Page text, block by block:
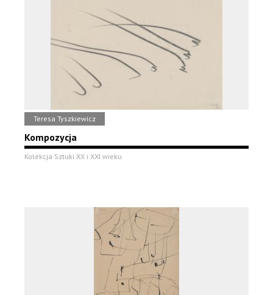
Teresa Tyszkiewicz
Kompozycja
Kolekcja Sztuki XX i XXI wieku